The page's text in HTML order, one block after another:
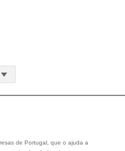
de Portugal, que o ajuda a